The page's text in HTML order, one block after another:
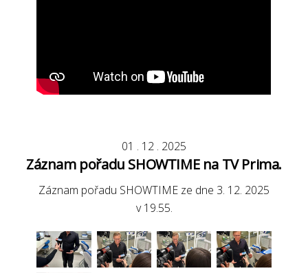
01 . 12 . 2025
Záznam pořadu SHOWTIME na TV Prima.
Záznam pořadu SHOWTIME ze dne 3. 12. 2025
v 19.55.